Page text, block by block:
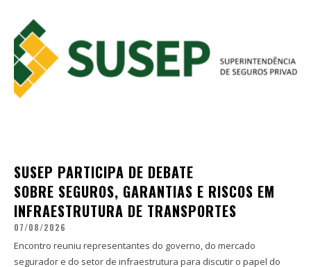
SUSEP PARTICIPA DE DEBATE
SOBRE SEGUROS, GARANTIAS E RISCOS EM
INFRAESTRUTURA DE TRANSPORTES
07/08/2026
Encontro reuniu representantes do governo, do mercado
segurador e do setor de infraestrutura para discutir o papel do